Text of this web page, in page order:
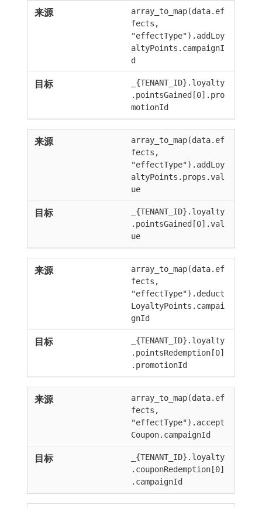
array_to_map(data.ef
fects,
"effectType").addLoy
altyPoints.campaignI
d
_{TENANT_ID}.loyalty
.pointsGained[0].pro
motionId
array_to_map(data.ef
fects,
"effectType").addLoy
altyPoints.props.val
ue
_{TENANT_ID}.loyalty
.pointsGained[0].val
ue
array_to_map(data.ef
fects,
"effectType").deduct
LoyaltyPoints.campai
gnId
_{TENANT_ID}.loyalty
.pointsRedemption[0]
.promotionId
array_to_map(data.ef
fects,
"effectType").accept
Coupon.campaignId
_{TENANT_ID}.loyalty
.couponRedemption[0]
.campaignId